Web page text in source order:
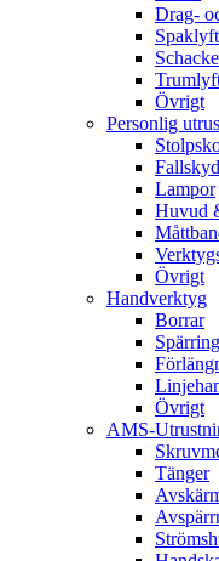
Drag-
Spaklyft
Övrigt
Personlig
Lampor
Huvud
Övrigt
Handverktyg
Borrar
Övrigt
AMS-
Tänger